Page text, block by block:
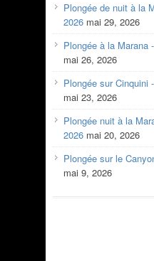
Plongée de nuit à la
2026 mai 29, 2026
Plongée à la Marana
mai 26, 2026
Plongée sur Cinquini
mai 23, 2026
Plongée nuit à la
2026 mai 20, 2026
Plongée sur le
mai 9, 2026